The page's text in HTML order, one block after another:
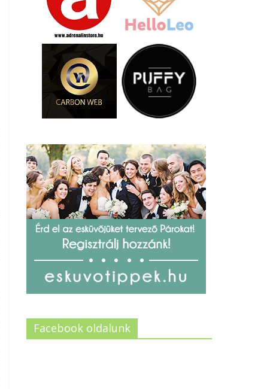
Facebook oldalunk